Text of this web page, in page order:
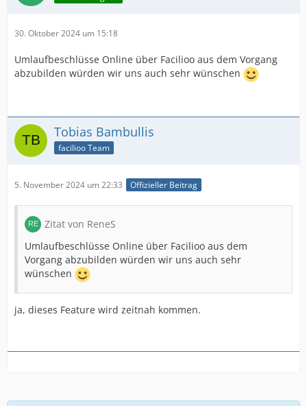
30. Oktober 2024 um 15:18
Umlaufbeschlüsse Online über Facilioo aus dem Vorgang
abzubilden würden wir uns auch sehr wünschen
Tobias Bambullis
facilioo Team
5. November 2024 um 22:33 Offizieller Beitrag
Zitat von ReneS
Umlaufbeschlüsse Online über Facilioo aus dem
Vorgang abzubilden würden wir uns auch sehr
wünschen
ja, dieses Feature wird zeitnah kommen.